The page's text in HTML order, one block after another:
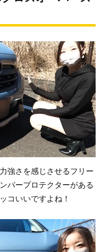
強さを感じさせるフリー
パープロテクターがある
コいいですよね！